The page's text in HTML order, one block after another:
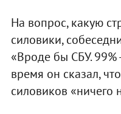
На вопрос, какую
силовики,
«Вроде бы СБУ. 99%
время он сказал,
силовиков «ничего